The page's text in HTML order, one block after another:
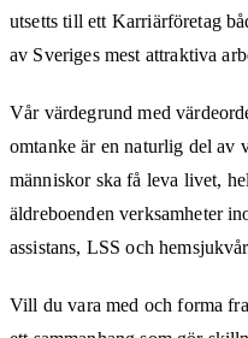
utsetts till ett Karriärföretag
av Sveriges mest attraktiva
Vår värdegrund med
omtanke är en naturlig del av
människor ska få leva livet,
äldreboenden verksamheter
assistans, LSS och
Vill du vara med och forma